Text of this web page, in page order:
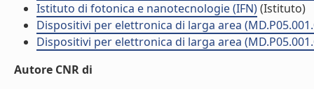
Istituto di fotonica e nanotecnologie (IFN)(Istituto)
Dispositivi per elettronica di larga area
Dispositivi per elettronica di larga area
Autore CNR di